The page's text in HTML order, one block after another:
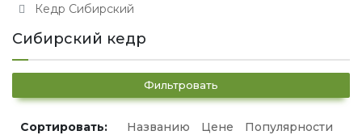
Кедр Сибирский
Сибирский кедр
Фильтровать
Сортировать: Названию Цене Популярности